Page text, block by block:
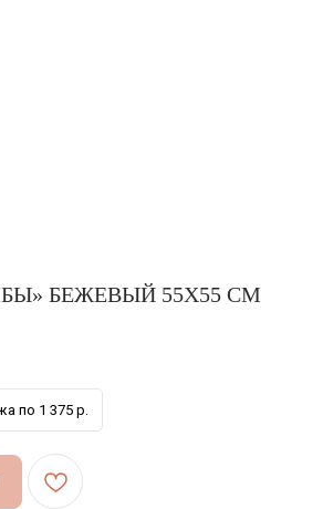
БЕЖЕВЫЙ 55Х55 СМ
по 1 375 р.